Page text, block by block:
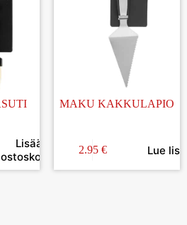
Lisää
ostoskoriin
MAKU KAKKULAPIO
2.95 € Lue lisää